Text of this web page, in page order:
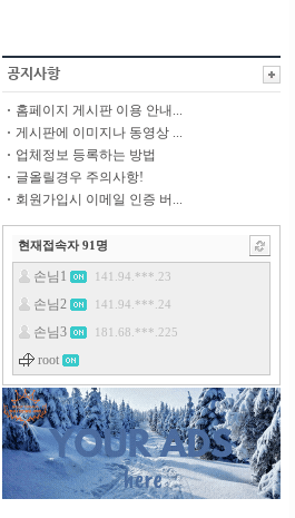
홈페이지 게시판 이용 안내...
게시판에 이미지나 동영상 ...
업체정보 등록하는 방법
글올릴경우 주의사항!
회원가입시 이메일 인증 버...
현재접속자 91 명